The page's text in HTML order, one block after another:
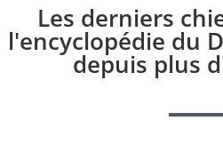
Les derniers
l'encyclopédie du
depuis plus